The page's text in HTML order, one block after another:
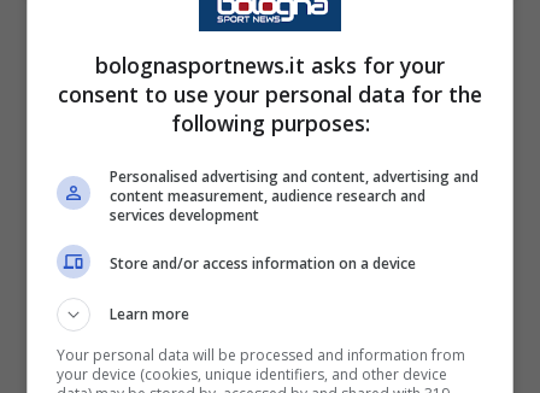
Il discorso più delicato riguarda però i nomi
pesanti. Ilfuturo di Pulisic , ad esempio, è
tutt’altro che definito: tra esigenze tattiche e
logiche di mercato, la sua permanenza non è
più così scontata. Ancora più chiaro sembra il
destino di Leao, sempre più orientato verso
unanuova esperienza, con offerte
importanti pronte ad arrivare. In questo
contesto, la dirigenza osserva, valuta e
soprattutto aspetta le proposte giuste,
bolognasportnews.it asks for your
consent to use your personal data for the
following purposes:
Personalised advertising and content, advertising and
content measurement, audience research and
services development
Store and/or access information on a device
Learn more
Your personal data will be processed and information from
your device (cookies, unique identifiers, and other device